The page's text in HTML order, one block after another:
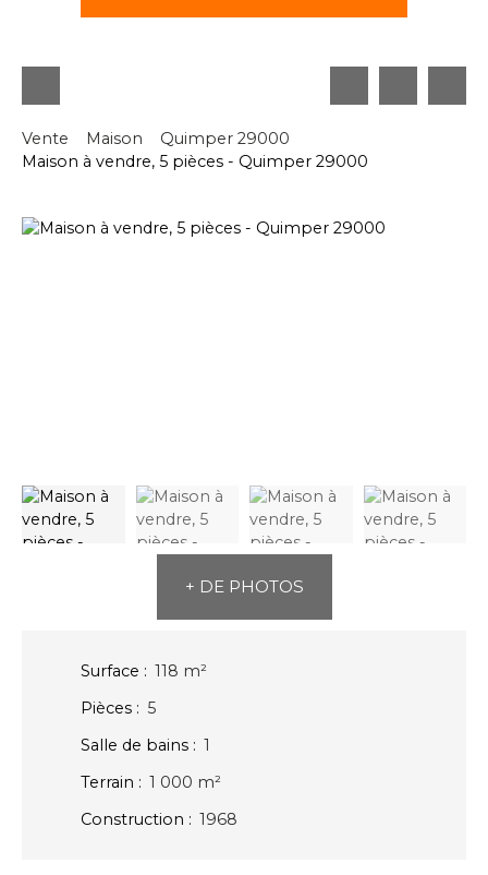
Vente Maison
Quimper 29000
Maison à vendre, 5 pièces - Quimper 29000
+ DE PHOTOS
Surface : 118 m²
Pièces : 5
Salle de bains : 1
Terrain : 1 000 m²
Construction : 1968